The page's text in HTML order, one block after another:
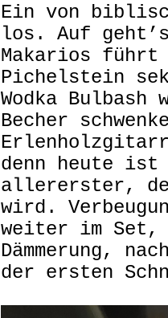
Ein von
los. Auf
Makarios führt
Pichelstein
Wodka
Becher
denn heute
allererster, der
wird.
weiter im Set,
Dämmerung,
der ersten